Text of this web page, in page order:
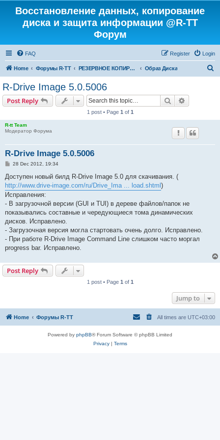
Восстановление данных, копирование
диска и защита информации @R-TT
Форум
FAQ Login
Register
Home Форумы R-TT РЕЗЕРВНОЕ КОПИРОВАНИЕ И ВОССТАНОВЛЕНИЕ СИСТЕМ Образ Диска
R-Drive Image 5.0.5006
Post Reply Search
1 post • Page 1 of 1
R-tt Team
Модератор Форума
R-Drive Image 5.0.5006
P
s
28 Dec 2012, 19:34
Доступен новый билд R-Drive Image 5.0 для скачивания. (
http://www.drive-image.com/ru/Drive_Ima ... load.shtml )
Исправления:
- В загрузочной версии (GUI и TUI) в дереве файлов/папок не
показывались составные и чередующиеся тома динамических
дисков. Исправлено.
- Загрузочная версия могла стартовать очень долго. Исправлено.
- При работе R-Drive Image Command Line слишком часто моргал
progress bar. Исправлено.
Post Reply
1 post • Page 1 of 1
Jump to
Home Форумы R-TT All times are UTC+03:00
Powered by phpBB® Forum Software © phpBB Limited
Privacy| Terms